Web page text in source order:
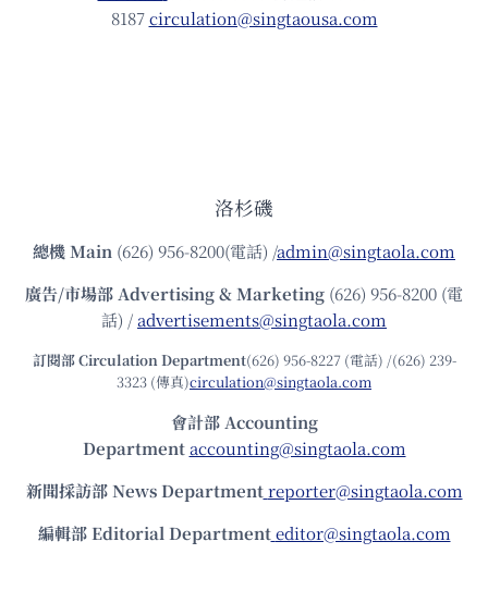
8187circulation@singtaousa.com
洛杉磯
總機Main (626) 956-8200(電話) /admin@singtaola.com
廣告/市場部Advertising & Marketing (626) 956-8200 (電
話) /advertisements@singtaola.com
訂閱部 Circulation Department(626) 956-8227 (電話) /(626) 239-
3323 (傳真)circulation@singtaola.com
會計部 Accounting
Department accounting@singtaola.com
新聞採訪部 News Department reporter@singtaola.com
編輯部 Editorial Department editor@singtaola.com